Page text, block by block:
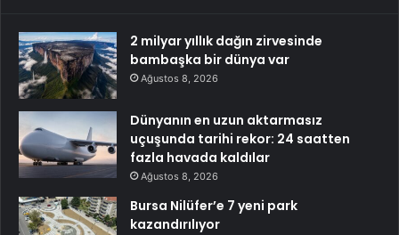
2 milyar yıllık dağın zirvesinde
bambaşka bir dünya var
Ağustos 8, 2026
Dünyanın en uzun aktarmasız
uçuşunda tarihi rekor: 24 saatten
fazla havada kaldılar
Ağustos 8, 2026
Bursa Nilüfer’e 7 yeni park
kazandırılıyor